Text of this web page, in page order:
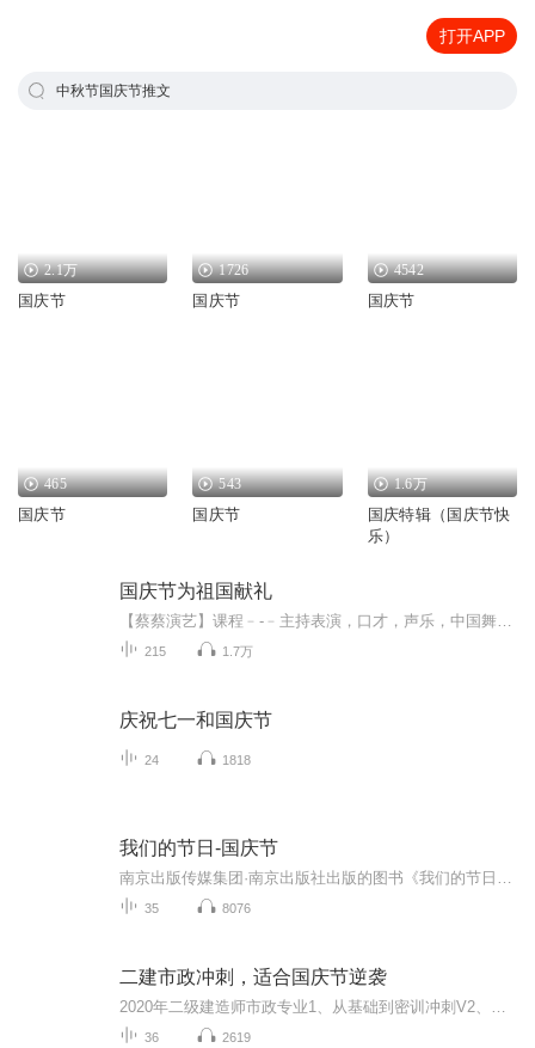
打开APP
中秋节国庆节推文
2.1万
国庆节
1726
国庆节
4542
国庆节
465
国庆节
543
国庆节
1.6万
国庆特辑（国庆节快
乐）
国庆节为祖国献礼
215 1.7万
庆祝七一和国庆节
24 1818
我们的节日-国庆节
35 8076
二建市政冲刺，适合国庆节逆袭
36 2619